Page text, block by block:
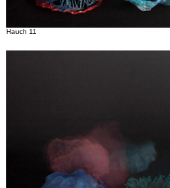
Hauch 11